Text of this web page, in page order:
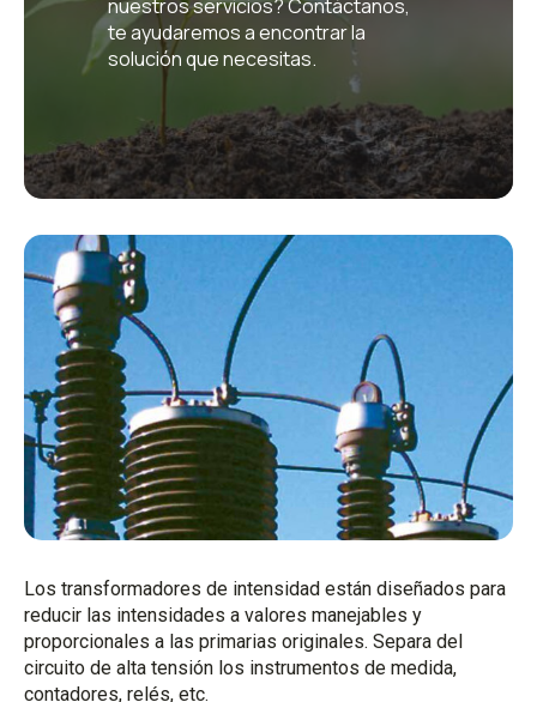
nuestros servicios? Contáctanos,
te ayudaremos a encontrar la
solución que necesitas.
Los transformadores de intensidad están diseñados para
reducir las intensidades a valores manejables y
proporcionales a las primarias originales. Separa del
circuito de alta tensión los instrumentos de medida,
contadores, relés, etc.